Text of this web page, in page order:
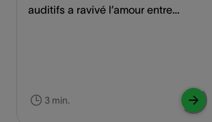
auditifs a ravivé l’amour entre
3 min.